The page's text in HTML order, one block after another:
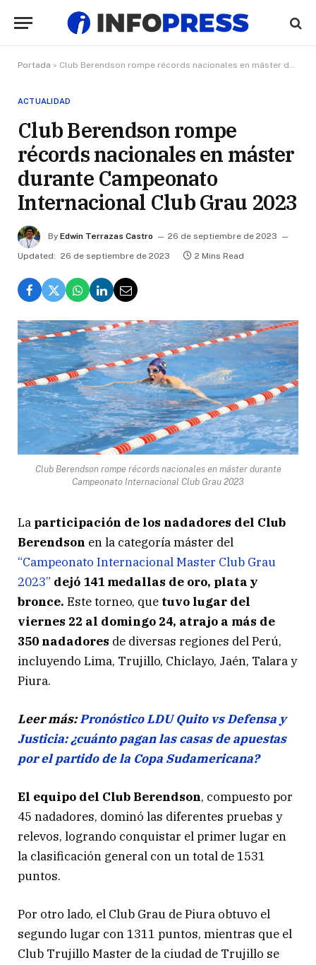
Portada » Club Berendson rompe récords nacionales en máster durante Campeonato Internacional Club Grau 2023
ACTUALIDAD
Club Berendson rompe
récords nacionales en máster
durante Campeonato
Internacional Club Grau 2023
By Edwin Terrazas Castro
26 de septiembre de 2023
Updated: 26 de septiembre de 2023 2 Mins Read
Club Berendson rompe récords nacionales en máster durante
Campeonato Internacional Club Grau 2023
La participación de los nadadores del Club
Berendson en la categoría máster del
“Campeonato Internacional Master Club Grau
2023” dejó 141 medallas de oro, plata y
bronce. Este torneo, que tuvo lugar del
viernes 22 al domingo 24, atrajo a más de
350 nadadores de diversas regiones del Perú,
incluyendo Lima, Trujillo, Chiclayo, Jaén, Talara y
Piura.
Leer más:Pronóstico LDU Quito vs Defensa y
Justicia: ¿cuánto pagan las casas de apuestas
por el partido de la Copa Sudamericana?
El equipo del Club Berendson, compuesto por
45 nadadores, dominó las diferentes pruebas y
relevos, logrando conquistar el primer lugar en
la clasificación general con un total de 1531
puntos.
Por otro lado, el Club Grau de Piura obtuvo el
segundo lugar con 1311 puntos, mientras que el
Club Trujillo Master de la ciudad de Trujillo se